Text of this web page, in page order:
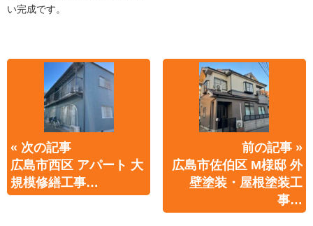
い完成です。
« 次の記事
広島市西区 アパート 大
規模修繕工事…
前の記事 »
広島市佐伯区 M様邸 外
壁塗装・屋根塗装工
事…